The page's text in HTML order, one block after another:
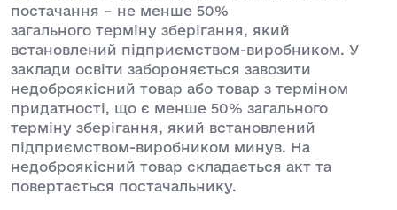
постачання – не менше 50%
загального терміну зберігання, який
встановлений підприємством-виробником. У
заклади освіти забороняється завозити
недоброякісний товар або товар з терміном
придатності, що є менше 50% загального
терміну зберігання, який встановлений
підприємством-виробником минув. На
недоброякісний товар складається акт та
повертається постачальнику.